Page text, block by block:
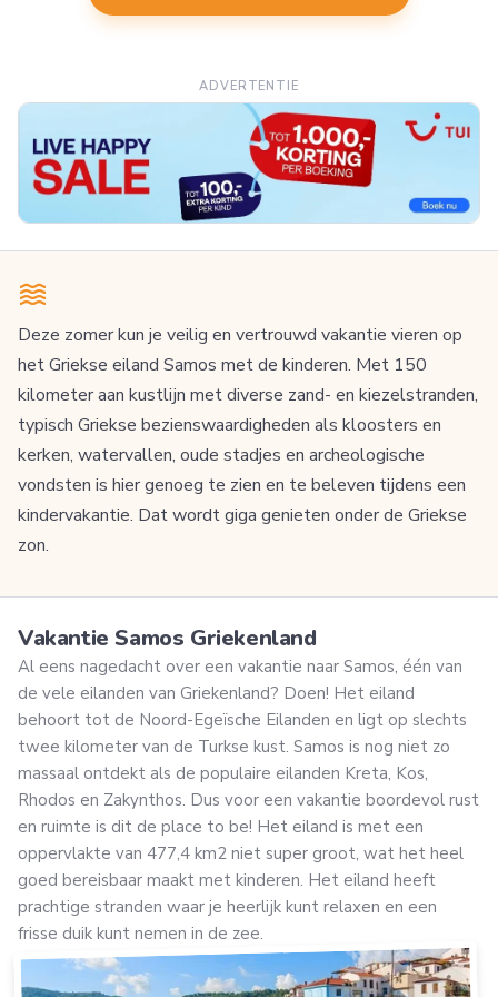
ADVERTENTIE
Deze zomer kun je veilig en vertrouwd vakantie vieren op
het Griekse eiland Samos met de kinderen. Met 150
kilometer aan kustlijn met diverse zand- en kiezelstranden,
typisch Griekse bezienswaardigheden als kloosters en
kerken, watervallen, oude stadjes en archeologische
vondsten is hier genoeg te zien en te beleven tijdens een
kindervakantie. Dat wordt giga genieten onder de Griekse
zon.
Vakantie Samos Griekenland
Al eens nagedacht over een vakantie naar Samos, één van
de vele eilanden van Griekenland? Doen! Het eiland
behoort tot de Noord-Egeïsche Eilanden en ligt op slechts
twee kilometer van de Turkse kust. Samos is nog niet zo
massaal ontdekt als de populaire eilanden Kreta, Kos,
Rhodos en Zakynthos. Dus voor een vakantie boordevol rust
en ruimte is dit de place to be! Het eiland is met een
oppervlakte van 477,4 km2 niet super groot, wat het heel
goed bereisbaar maakt met kinderen. Het eiland heeft
prachtige stranden waar je heerlijk kunt relaxen en een
frisse duik kunt nemen in de zee.